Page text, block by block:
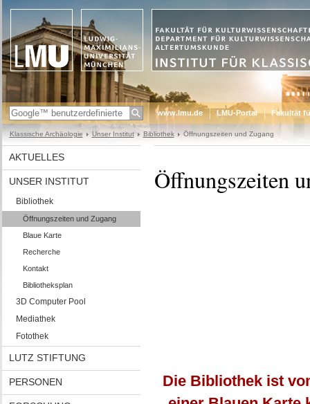
www.lmu.de LMU-Portal Fakultät
Klassische Archäologie Unser Institut Bibliothek Öffnungszeiten und Zugang
AKTUELLES
UNSER INSTITUT
Bibliothek
Öffnungszeiten und Zugang
Blaue Karte
Recherche
Kontakt
Bibliotheksplan
3D Computer Pool
Mediathek
Fotothek
LUTZ STIFTUNG
PERSONEN
Öffnungszeiten
Die Bibliothek ist